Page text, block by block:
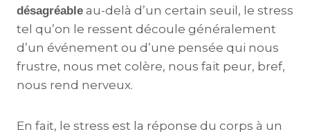
désagréable au-delà d’un certain seuil, le stress
tel qu’on le ressent découle généralement
d’un événement ou d’une pensée qui nous
frustre, nous met colère, nous fait peur, bref,
nous rend nerveux.
En fait, le stress est la réponse du corps à un